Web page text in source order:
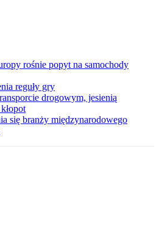
rośnie popyt na samochody
reguły gry
drogowym, jesienią
się branży międzynarodowego